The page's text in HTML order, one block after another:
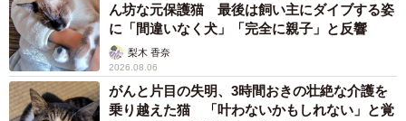
ん坊な元保護猫 最後は飼い主にダイブする姿
に「間違いなく犬」「完全に親子」と反響
梨木 香奈
2026.08.06
がんと片目の失明、3時間おきの壮絶な介護を
乗り越えた猫 「叶わないかもしれない」と覚